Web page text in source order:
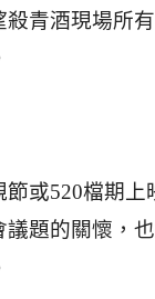
青酒現場所
或520檔期上
題的關懷，